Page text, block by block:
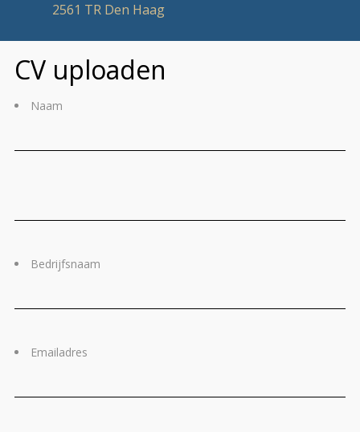
2561 TR Den Haag
CV uploaden
Naam
Bedrijfsnaam
Emailadres